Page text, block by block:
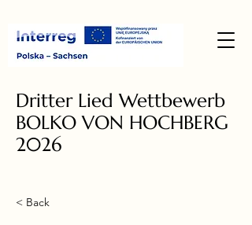
Dritter Lied Wettbewerb
BOLKO VON HOCHBERG
2026
< Back